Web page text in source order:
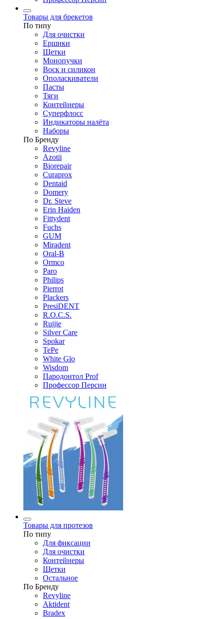
Товары для брекетов
По типу
Для очистки
Ершики
Щетки
Монопучки
Воск и силикон
Ополаскиватели
Пасты
Тяги
Контейнеры
Суперфлосс
Индикаторы налёта
Наборы
По Бренду
Revyline
Azotii
Biorepair
Curaprox
Dentaid
Domery
Dr. Steve
Erin Haiden
Fittydent
Fuchs
GUM
Miradent
Oral-B
Ormco
Paro
Philips
Pierrot
Plackers
PresiDENT
R.O.C.S.
Ruijie
Silver Care
Spokar
TePe
White Glo
Wisdom
Пародонтол Prof
Профессор Персин
Товары для протезов
По типу
Для фиксации
Для очистки
Контейнеры
Щетки
Остальное
По Бренду
Revyline
Aktident
Bradex